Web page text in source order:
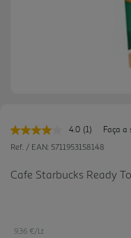
4.0 Leu
uma
Link
para
(1)
Faça
Ref. / EAN: 5711953158148
Cafe Starbucks Ready
9.36 €/Lt